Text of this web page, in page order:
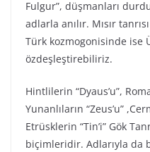
Fulgur”, düşmanları
adlarla anılır. Mısır
Türk kozmogonisinde ise
özdeşleştirebiliriz.
Hintlilerin “Dyaus’u”,
Yunanlıların “Zeus’u”
Etrüsklerin “Tin’i” Gök
biçimleridir. Adlarıyla